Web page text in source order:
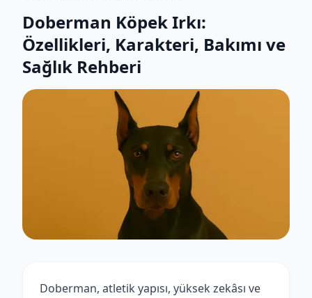
Doberman Köpek Irkı:
Özellikleri, Karakteri, Bakımı ve
Sağlık Rehberi
Doberman, atletik yapısı, yüksek zekâsı ve